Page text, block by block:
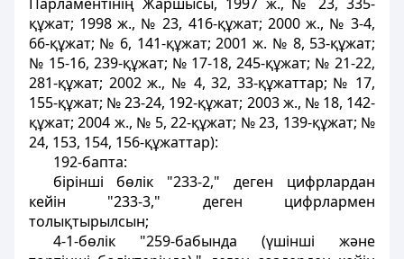
құжат; 1998 ж., № 23, 416-құжат; 2000 ж., № 3-4,
66-құжат; № 6, 141-құжат; 2001 ж. № 8, 53-құжат;
№ 15-16, 239-құжат; № 17-18, 245-құжат; № 21-22,
281-құжат; 2002 ж., № 4, 32, 33-құжаттар; № 17,
155-құжат; № 23-24, 192-құжат; 2003 ж., № 18, 142-
құжат; 2004 ж., № 5, 22-құжат; № 23, 139-құжат; №
24, 153, 154, 156-құжаттар):
192-бапта:
бiрiншi бөлiк "233-2," деген цифрлардан
кейiн "233-3," деген цифрлармен
толықтырылсын;
4-1-бөлiк "259-бабында (үшiншi және